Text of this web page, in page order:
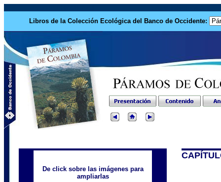
Libros de la Colección Ecológica del Banco de Occidente:
De click sobre las imágenes para
ampliarlas